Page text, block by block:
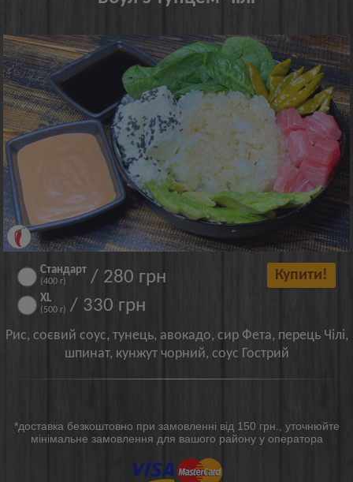
Стандарт
(400 г) / 280 грн
XL
(500 г) / 330 грн
Купити!
Рис, соєвий соус, тунець, авокадо, сир Фета, перець Чілі,
шпинат, кунжут чорний, соус Гострий
*доставка безкоштовно при замовленні від 150 грн., уточнюйте
мінімальне замовлення для вашого району у оператора